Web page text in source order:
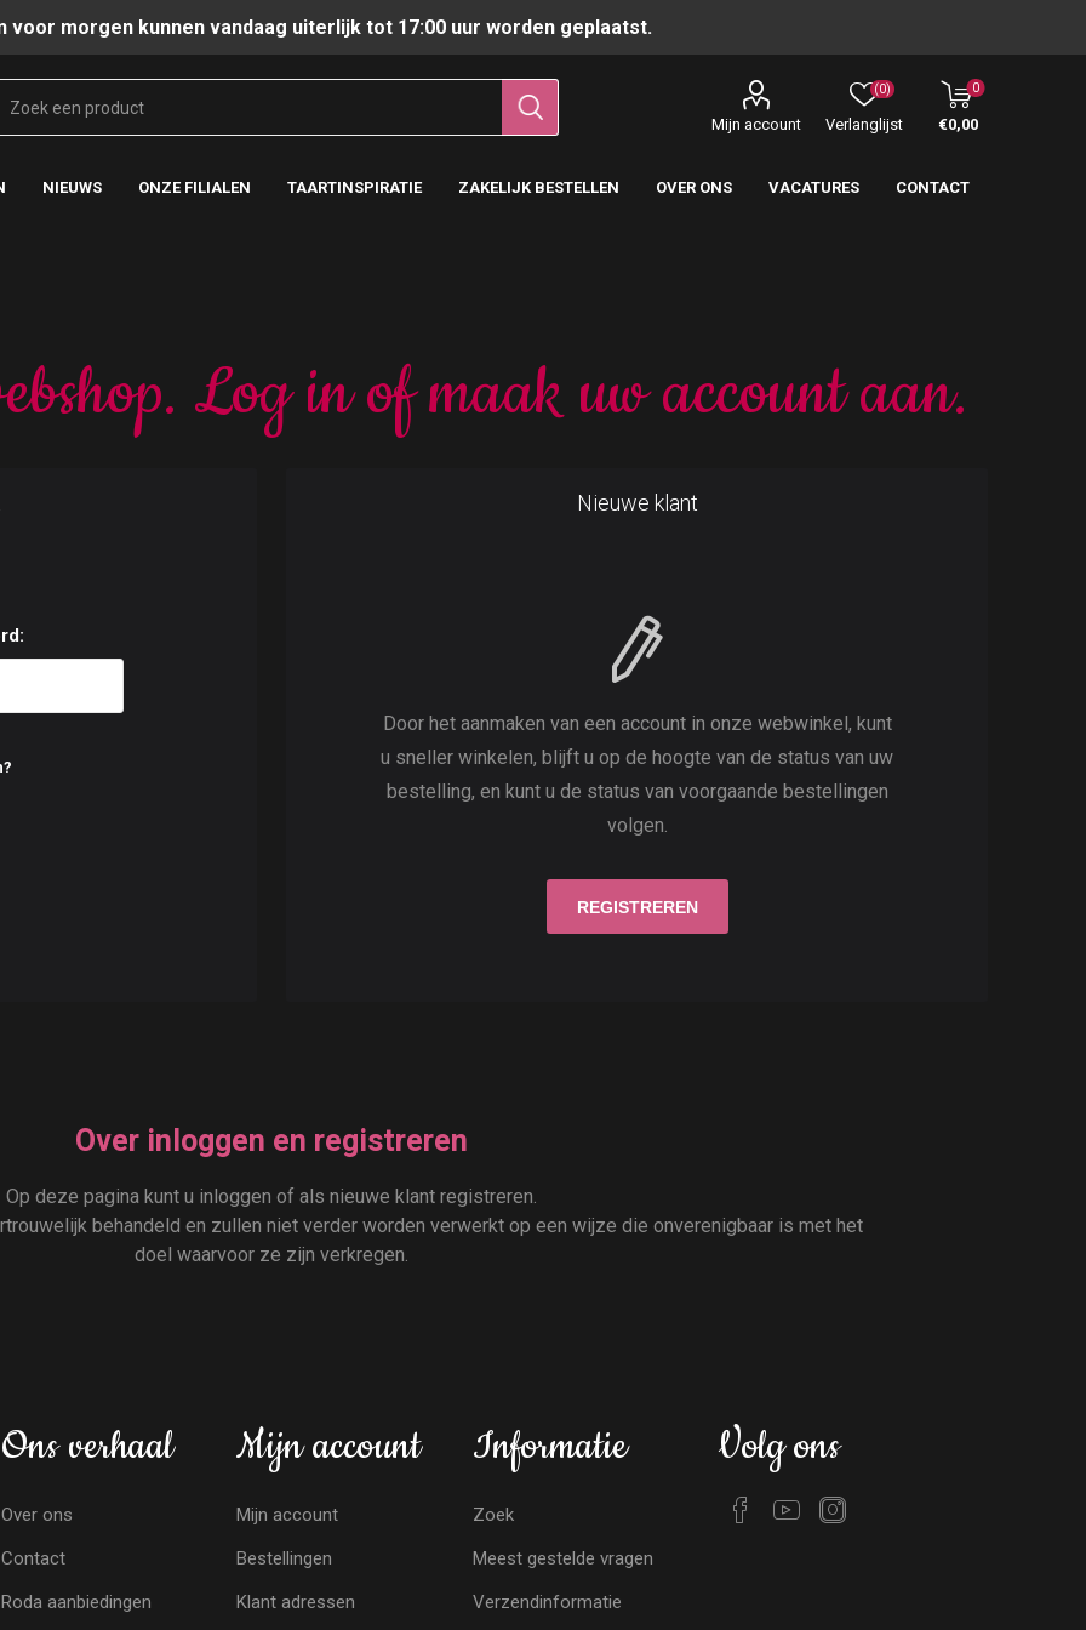
voor morgen kunnen vandaag uiterlijk tot 17:00 uur worden geplaatst.
Mijn account Verlanglijst
(0) 0
€0,00
NIEUWS ONZE FILIALEN TAARTINSPIRATIE ZAKELIJK BESTELLEN OVER ONS VACATURES CONTACT
Log in of maak uw account aan.
Nieuwe klant
Door het aanmaken van een account in onze webwinkel, kunt
u sneller winkelen, blijft u op de hoogte van de status van uw
bestelling, en kunt u de status van voorgaande bestellingen
volgen.
Over inloggen en registreren
Op deze pagina kunt u inloggen of als nieuwe klant registreren.
behandeld en zullen niet verder worden verwerkt op een wijze die onverenigbaar is met het
doel waarvoor ze zijn verkregen.
Ons verhaal
Over ons
Contact
Roda aanbiedingen
Mijn account
Mijn account
Bestellingen
Klant adressen
Informatie
Zoek
Meest gestelde vragen
Verzendinformatie
Volg ons